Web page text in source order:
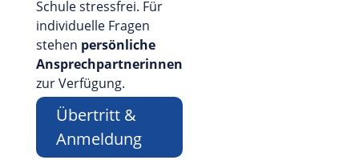
Schule stressfrei. Für
individuelle Fragen
stehen persönliche
Ansprechpartnerinnen
zur Verfügung.
Übertritt &
Anmeldung